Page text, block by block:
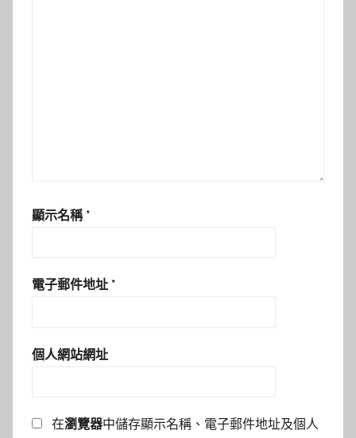
顯示名稱 *
電子郵件地址 *
個人網站網址
在瀏覽器中儲存顯示名稱、電子郵件地址及個人